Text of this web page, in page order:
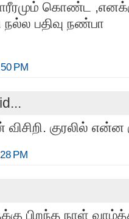
கொண்ட
நல்ல பதிவு நண்பா
PM
குரலில் என்ன
PM
பிறந்த நாள்